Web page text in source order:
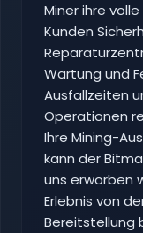
Miner ihre
Kunden
Wartung und
Ausfallzeiten
Operationen
Ihre Mining-
kann der
uns erworben
Erlebnis von
Bereitstellung